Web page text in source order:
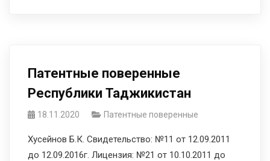
Патентные поверенные
Республики Таджикистан
18.11.2020 Патентные поверенные
Хусейнов Б.К. Свидетельство: №11 от 12.09.2011
до 12.09.2016г. Лицензия: №21 от 10.10.2011 до